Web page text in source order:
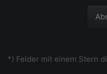
*) Felder mit einem Stern